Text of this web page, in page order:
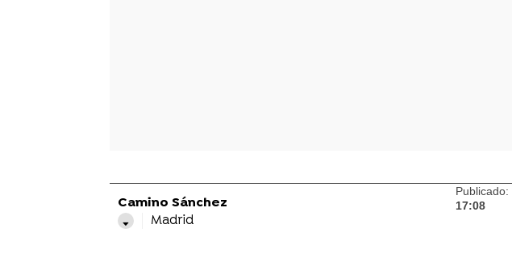
Camino Sánchez
Madrid
Publicado:
17:08